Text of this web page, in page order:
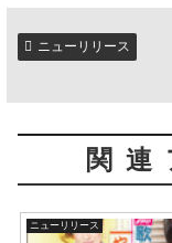
ニューリリース
関
ニューリリース